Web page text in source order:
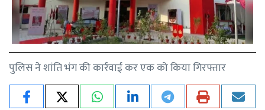
पुलिस ने शांति भंग की कार्रवाई कर एक को किया गिरफ्तार